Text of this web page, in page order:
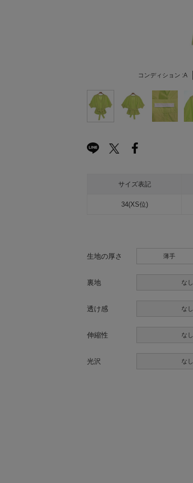
コンディション :A
サイズ表記
34(XS位)
生地の厚さ 薄手
裏地 なし
透け感 なし
伸縮性 なし
光沢 なし